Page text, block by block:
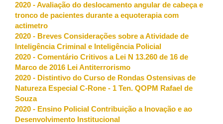
2020 - Avaliação do deslocamento angular de cabeça e
tronco de pacientes durante a equoterapia com
actimetro
2020 - Breves Considerações sobre a Atividade de
Inteligência Criminal e Inteligência Policial
2020 - Comentário Critivos a Lei N 13.260 de 16 de
Marco de 2016 Lei Antiterrorismo
2020 - Distintivo do Curso de Rondas Ostensivas de
Natureza Especial C-Rone - 1 Ten. QOPM Rafael de
Souza
2020 - Ensino Policial Contribuição a Inovação e ao
Desenvolvimento Institucional